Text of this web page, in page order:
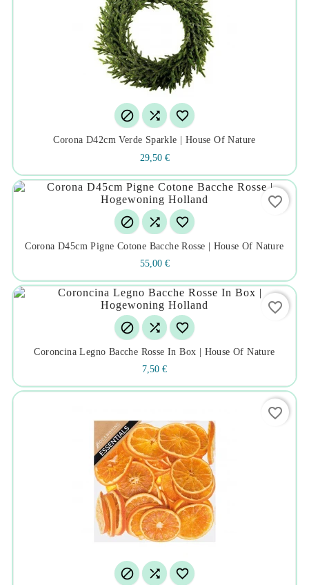
  
Corona D42cm Verde Sparkle | House Of Nature
29,50 €
  
Corona D45cm Pigne Cotone Bacche Rosse | House Of Nature
55,00 €
favorite_border
  
Coroncina Legno Bacche Rosse In Box | House Of Nature
7,50 €
favorite_border
  
favorite_border